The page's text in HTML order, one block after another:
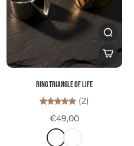
Ring TRIANGLE OF LIFE
(2)
€49,00